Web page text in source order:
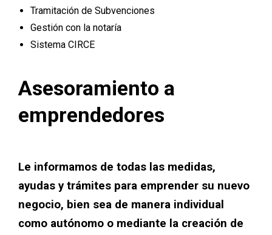
Tramitación de Subvenciones
Gestión con la notaría
Sistema CIRCE
Asesoramiento a
emprendedores
Le informamos de todas las medidas,
ayudas y trámites para emprender su nuevo
negocio, bien sea de manera individual
como autónomo o mediante la creación de